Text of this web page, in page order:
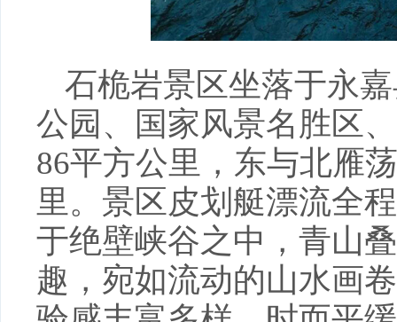
石桅岩景区坐落于永
公园、国家风景名胜区
86平方公里，东与北雁
里。景区皮划艇漂流全
于绝壁峡谷之中，青山
趣，宛如流动的山水画